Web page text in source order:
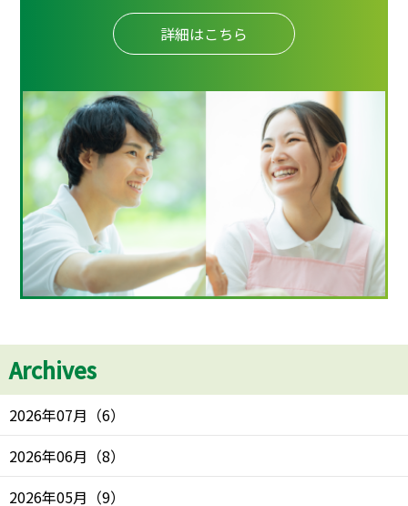
詳細はこちら
Archives
2026年07月 （6）
2026年06月 （8）
2026年05月 （9）